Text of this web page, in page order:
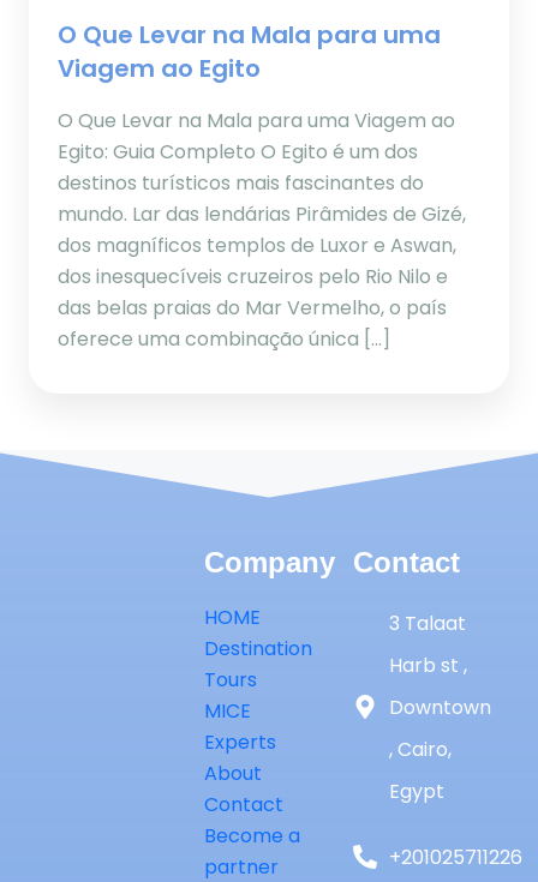
O Que Levar na Mala para uma
Viagem ao Egito
O Que Levar na Mala para uma Viagem ao
Egito: Guia Completo O Egito é um dos
destinos turísticos mais fascinantes do
mundo. Lar das lendárias Pirâmides de Gizé,
dos magníficos templos de Luxor e Aswan,
dos inesquecíveis cruzeiros pelo Rio Nilo e
das belas praias do Mar Vermelho, o país
oferece uma combinação única […]
Company
HOME
Destination
Tours
MICE
Experts
About
Contact
Become a
partner
Contact
3 Talaat
Harb st ,
Downtown
, Cairo,
Egypt
+201025711226